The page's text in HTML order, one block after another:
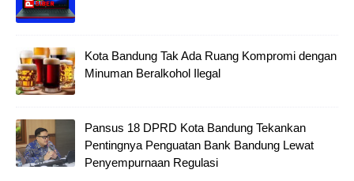
Kota Bandung Tak Ada Ruang Kompromi dengan
Minuman Beralkohol Ilegal
Pansus 18 DPRD Kota Bandung Tekankan
Pentingnya Penguatan Bank Bandung Lewat
Penyempurnaan Regulasi